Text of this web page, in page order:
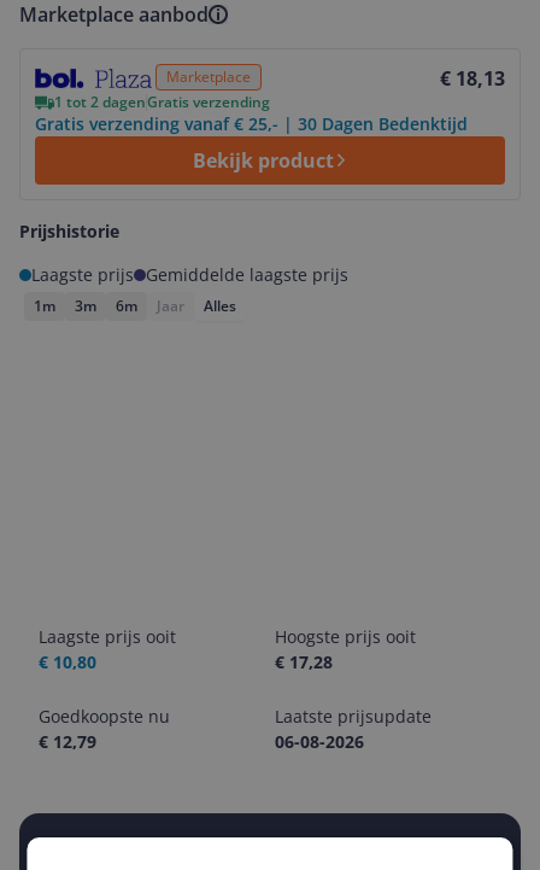
Marketplace aanbod
Marketplace € 18,13
1 tot 2 dagenGratis verzending
Gratis verzending vanaf € 25,- | 30 Dagen Bedenktijd
Bekijk product
Prijshistorie
Laagste prijs
Gemiddelde laagste prijs
1m 3m 6m Jaar Alles
Laagste prijs ooit
€ 10,80
Hoogste prijs ooit
€ 17,28
Goedkoopste nu
€ 12,79
Laatste prijsupdate
06-08-2026